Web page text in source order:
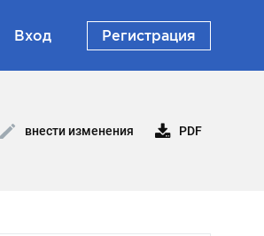
Вход Регистрация
внести изменения PDF